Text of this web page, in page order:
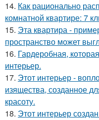
14. Как рационально
комнатной квартире: 7
15. Эта квартира -
пространство может
16. Гардеробная,
интерьер.
17. Этот интерьер -
изящества, созданное
красоту.
18. Этот интерьер